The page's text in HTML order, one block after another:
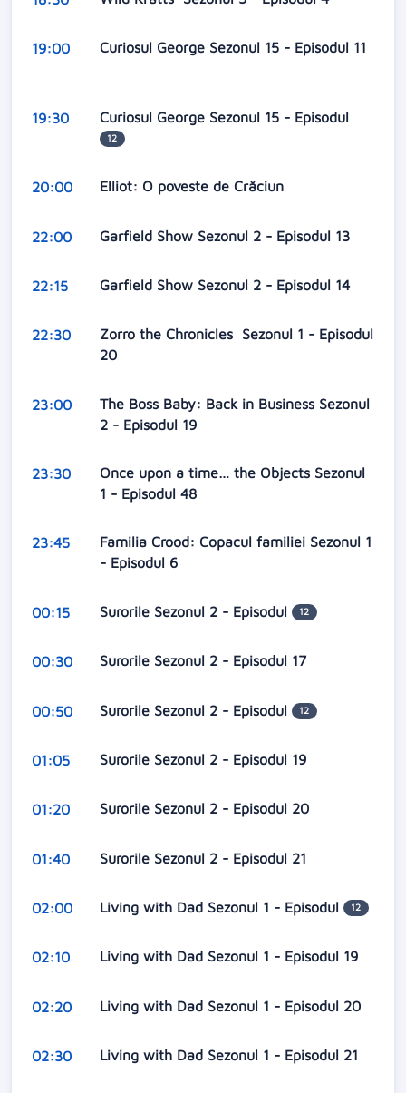
19:00 Curiosul George Sezonul 15 - Episodul 11
19:30 Curiosul George Sezonul 15 - Episodul
12
20:00 Elliot: O poveste de Crăciun
22:00 Garfield Show Sezonul 2 - Episodul 13
22:15 Garfield Show Sezonul 2 - Episodul 14
22:30
Zorro the Chronicles Sezonul 1 - Episodul
20
23:00
The Boss Baby: Back in Business Sezonul
2 - Episodul 19
23:30
Once upon a time… the Objects Sezonul
1 - Episodul 48
23:45
Familia Crood: Copacul familiei Sezonul 1
- Episodul 6
00:15 Surorile Sezonul 2 - Episodul 12
00:30 Surorile Sezonul 2 - Episodul 17
00:50 Surorile Sezonul 2 - Episodul 12
01:05 Surorile Sezonul 2 - Episodul 19
01:20 Surorile Sezonul 2 - Episodul 20
01:40 Surorile Sezonul 2 - Episodul 21
02:00 Living with Dad Sezonul 1 - Episodul 12
02:10 Living with Dad Sezonul 1 - Episodul 19
02:20 Living with Dad Sezonul 1 - Episodul 20
02:30 Living with Dad Sezonul 1 - Episodul 21